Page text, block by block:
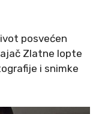
posvećen
Zlatne lopte
i snimke